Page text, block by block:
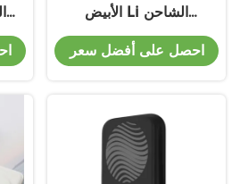
الأبيض Li الشاحن
المغناطيسي المحمول من
النوع C الخروج 5V / 3A
احصل على أفضل سعر